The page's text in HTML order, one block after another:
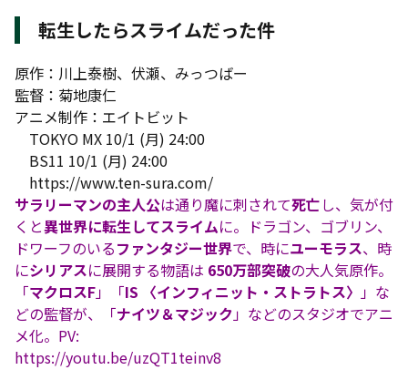
転生したらスライムだった件
原作：川上泰樹、伏瀬、みっつばー
監督：菊地康仁
アニメ制作：エイトビット
TOKYO MX 10/1 (月) 24:00
BS11 10/1 (月) 24:00
https://www.ten-sura.com/
サラリーマンの主人公は通り魔に刺されて死亡し、気が付
くと異世界に転生してスライムに。ドラゴン、ゴブリン、
ドワーフのいるファンタジー世界で、時にユーモラス、時
にシリアスに展開する物語は 650万部突破の大人気原作。
「マクロスF」「IS 〈インフィニット・ストラトス〉 」な
どの監督が、「ナイツ＆マジック」などのスタジオでアニ
メ化。PV:
https://youtu.be/uzQT1teinv8